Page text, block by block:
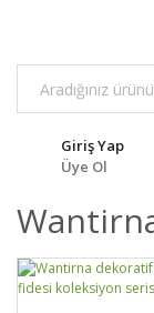
Giriş Yap
Üye Ol